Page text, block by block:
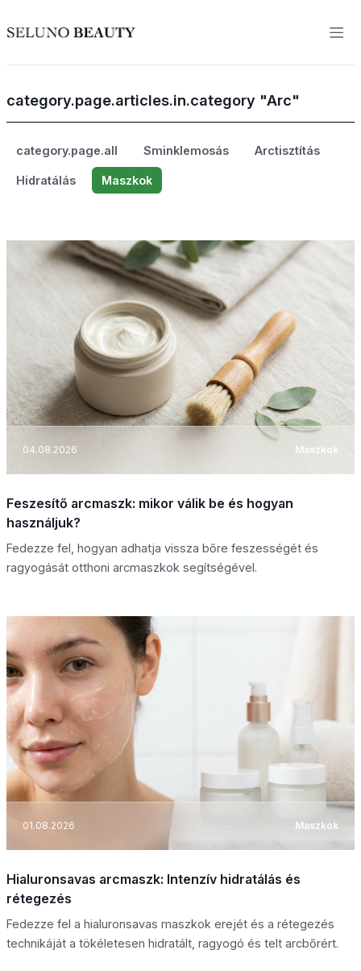
category.page.articles.in.category "Arc"
category.page.all Sminklemosás Arctisztítás
Hidratálás Maszkok
04.08.2026 Maszkok
Feszesítő arcmaszk: mikor válik be és hogyan
használjuk?
Fedezze fel, hogyan adhatja vissza bőre feszességét és
ragyogását otthoni arcmaszkok segítségével.
01.08.2026 Maszkok
Hialuronsavas arcmaszk: Intenzív hidratálás és
rétegezés
Fedezze fel a hialuronsavas maszkok erejét és a rétegezés
technikáját a tökéletesen hidratált, ragyogó és telt arcbőrért.